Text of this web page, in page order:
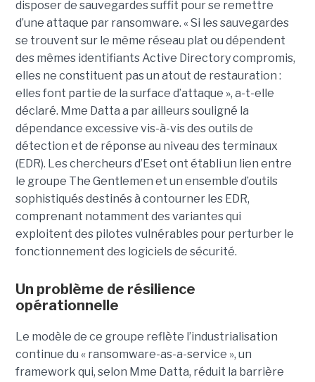
disposer de sauvegardes suffit pour se remettre
d’une attaque par ransomware. « Si les sauvegardes
se trouvent sur le même réseau plat ou dépendent
des mêmes identifiants Active Directory compromis,
elles ne constituent pas un atout de restauration :
elles font partie de la surface d’attaque », a-t-elle
déclaré. Mme Datta a par ailleurs souligné la
dépendance excessive vis-à-vis des outils de
détection et de réponse au niveau des terminaux
(EDR). Les chercheurs d’Eset ont établi un lien entre
le groupe The Gentlemen et un ensemble d’outils
sophistiqués destinés à contourner les EDR,
comprenant notamment des variantes qui
exploitent des pilotes vulnérables pour perturber le
fonctionnement des logiciels de sécurité.
Un problème de résilience
opérationnelle
Le modèle de ce groupe reflète l’industrialisation
continue du « ransomware-as-a-service », un
framework qui, selon Mme Datta, réduit la barrière